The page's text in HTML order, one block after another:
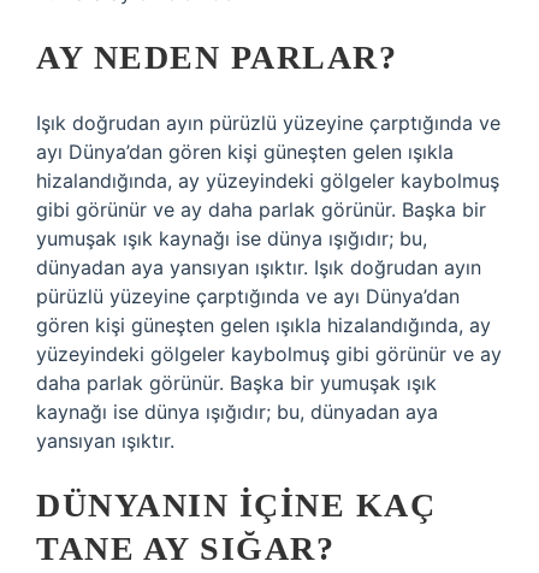
AY NEDEN PARLAR?
Işık doğrudan ayın pürüzlü yüzeyine çarptığında ve
ayı Dünya’dan gören kişi güneşten gelen ışıkla
hizalandığında, ay yüzeyindeki gölgeler kaybolmuş
gibi görünür ve ay daha parlak görünür. Başka bir
yumuşak ışık kaynağı ise dünya ışığıdır; bu,
dünyadan aya yansıyan ışıktır. Işık doğrudan ayın
pürüzlü yüzeyine çarptığında ve ayı Dünya’dan
gören kişi güneşten gelen ışıkla hizalandığında, ay
yüzeyindeki gölgeler kaybolmuş gibi görünür ve ay
daha parlak görünür. Başka bir yumuşak ışık
kaynağı ise dünya ışığıdır; bu, dünyadan aya
yansıyan ışıktır.
DÜNYANIN IÇINE KAÇ
TANE AY SIĞAR?